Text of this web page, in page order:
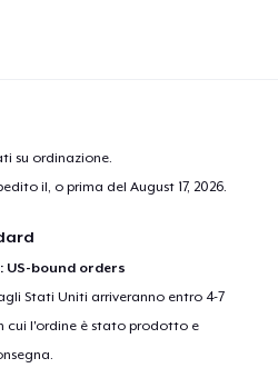
su ordinazione.
il, o prima delAugust 17, 2026.
US-bound orders
Stati Uniti arriveranno entro 4-7
cui l'ordine è stato prodotto e